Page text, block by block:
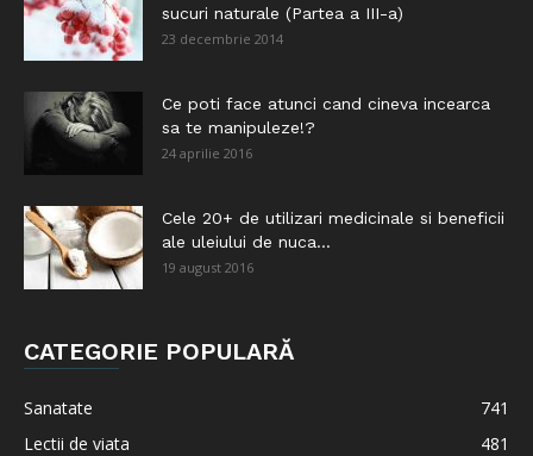
sucuri naturale (Partea a III-a)
23 decembrie 2014
Ce poti face atunci cand cineva incearca
sa te manipuleze!?
24 aprilie 2016
Cele 20+ de utilizari medicinale si beneficii
ale uleiului de nuca...
19 august 2016
CATEGORIE POPULARĂ
Sanatate
741
Lectii de viata
481